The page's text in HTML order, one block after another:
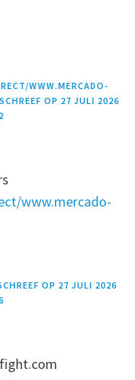
WWW.MERCADO-
SCHREEF OP 27 JULI 2026
www.mercado-
OP 27 JULI 2026